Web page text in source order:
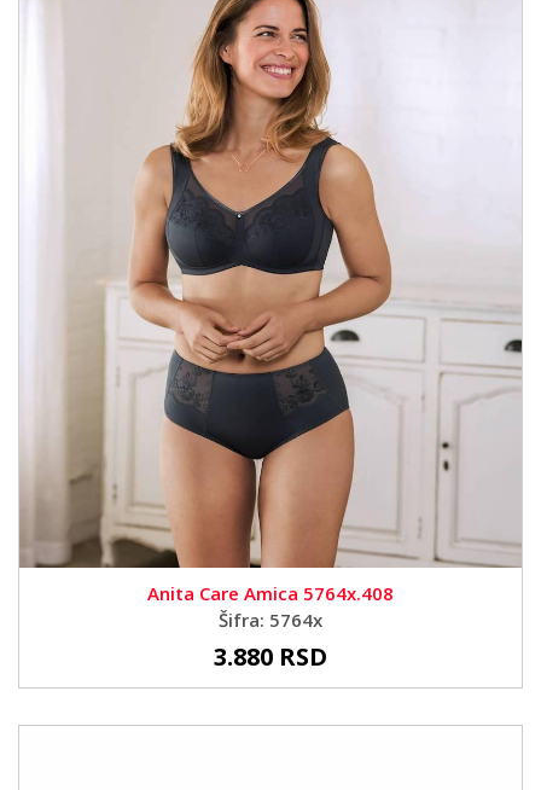
Anita Care Amica 5764x.408
Šifra: 5764x
3.880 RSD